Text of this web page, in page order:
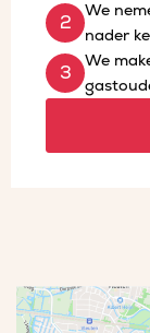
We
nader
We